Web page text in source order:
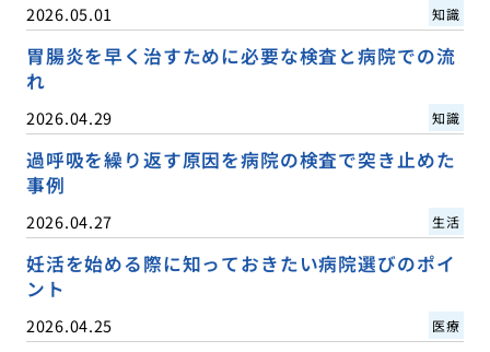
2026.05.01 知識
胃腸炎を早く治すために必要な検査と病院での流
れ
2026.04.29 知識
過呼吸を繰り返す原因を病院の検査で突き止めた
事例
2026.04.27 生活
妊活を始める際に知っておきたい病院選びのポイ
ント
2026.04.25 医療